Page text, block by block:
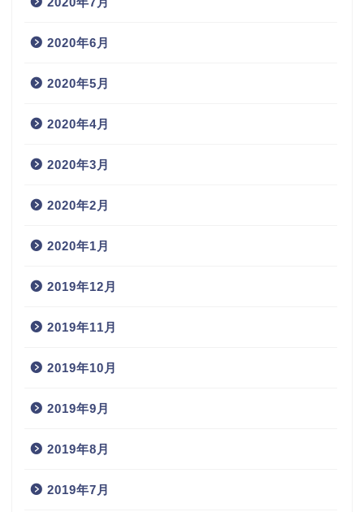
2020年6月
2020年5月
2020年4月
2020年3月
2020年2月
2020年1月
2019年12月
2019年11月
2019年10月
2019年9月
2019年8月
2019年7月